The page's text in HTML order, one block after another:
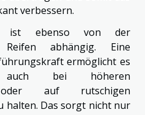
verbessern.
ist ebenso von der
abhängig. Eine
ermöglicht es
auch bei höheren
oder auf rutschigen
halten. Das sorgt nicht nur